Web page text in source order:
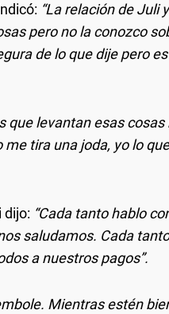
“La relación de Juli y
pero no la conozco
de lo que dije pero es
que levantan esas cosas
tira una joda, yo lo que
dijo: “Cada tanto hablo
saludamos. Cada
a nuestros pagos”.
Mientras estén